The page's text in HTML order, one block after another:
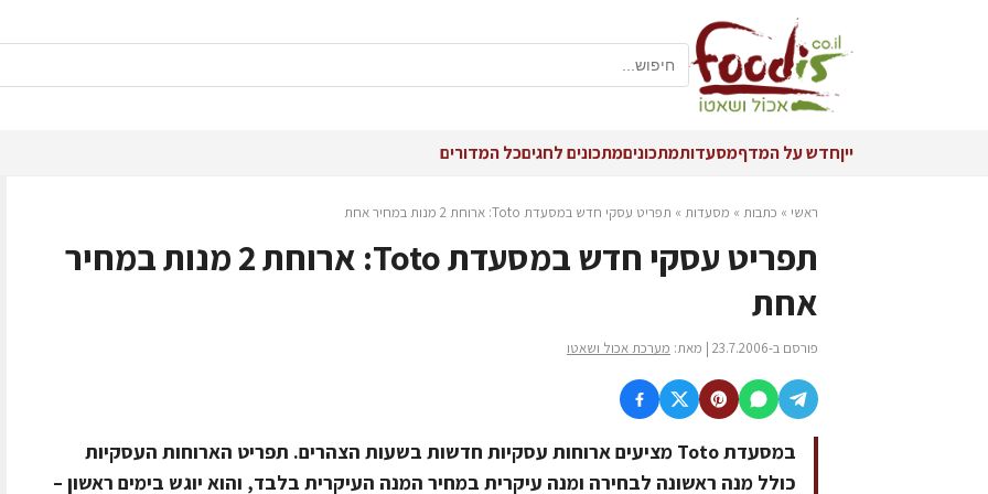
ייןחדש על המדףמסעדותמתכוניםמתכונים לחגיםכל המדורים
ראשי » כתבות » מסעדות » תפריט עסקי חדש במסעדת Toto: ארוחת 2 מנות במחיר אחת
תפריט עסקי חדש במסעדת Toto: ארוחת 2 מנות במחיר
אחת
פורסם ב-23.7.2006 | מאת: מערכת אכול ושאטו
במסעדת Toto מציעים ארוחות עסקיות חדשות בשעות הצהרים. תפריט הארוחות העסקיות
כולל מנה ראשונה לבחירה ומנה עיקרית במחיר המנה העיקרית בלבד, והוא יוגש בימים ראשון –